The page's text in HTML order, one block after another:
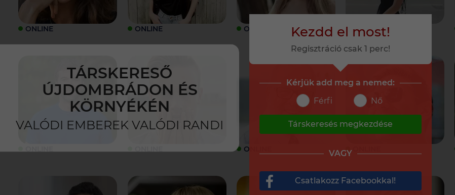
TÁRSKERESŐ
ÚJDOMBRÁDON ÉS
KÖRNYÉKÉN
VALÓDI EMBEREK VALÓDI RANDI
ONLINE ONLINE ONLINE ONLINE
ONLINE
Kezdd el most!
Regisztráció csak 1 perc!
Kérjük add meg a nemed:
Férfi
Nő
Társkeresés megkezdése
VAGY
Csatlakozz Facebookkal!